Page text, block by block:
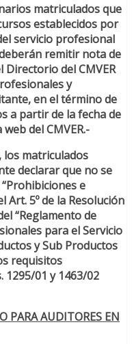
matriculados que
establecidos por
servicio profesional
remitir nota de
del CMVER
y
en el término de
a partir de la fecha de
del CMVER.-
los matriculados
declarar que no se
e
Art. 5º de la Resolución
“Reglamento de
para el Servicio
y Sub Productos
requisitos
1295/01 y 1463/02
PARA AUDITORES EN